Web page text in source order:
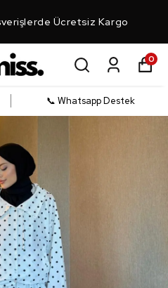
Ücretsiz Kargo
0
📞 Whatsapp Destek